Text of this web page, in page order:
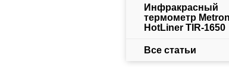
Инфракрасный
термометр
HotLiner TIR-1650
Все статьи